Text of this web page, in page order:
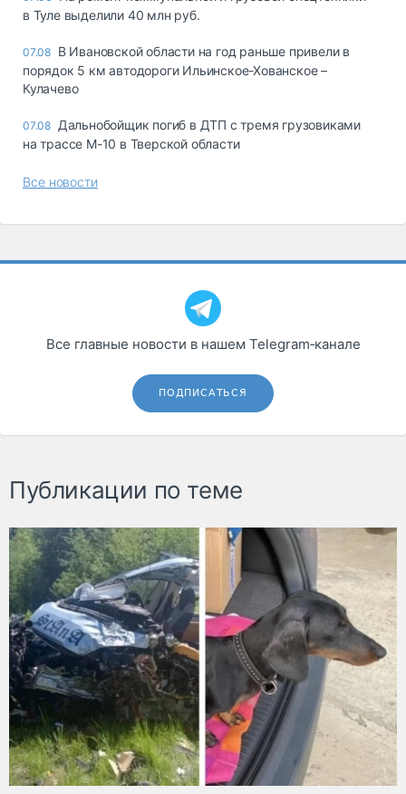
в Туле выделили 40 млн руб.
07.08 В Ивановской области на год раньше привели в
порядок 5 км автодороги Ильинское-Хованское –
Кулачево
07.08 Дальнобойщик погиб в ДТП с тремя грузовиками
на трассе М-10 в Тверской области
Все новости
Все главные новости в нашем Telegram‑канале
ПОДПИСАТЬСЯ
Публикации по теме